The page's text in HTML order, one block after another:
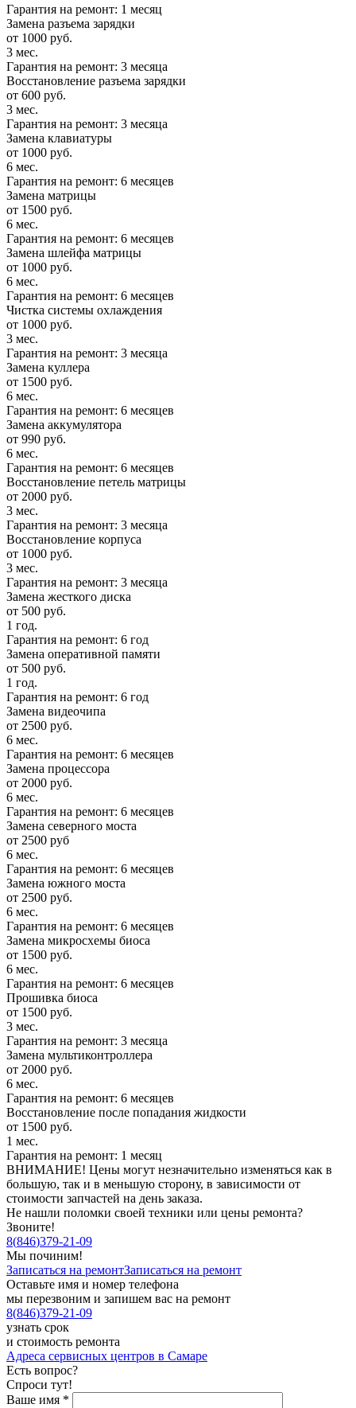
Гарантия на ремонт: 1 месяц
Замена разъема зарядки
от 1000 руб.
3 мес.
Гарантия на ремонт: 3 месяца
Восстановление разъема зарядки
от 600 руб.
3 мес.
Гарантия на ремонт: 3 месяца
Замена клавиатуры
от 1000 руб.
6 мес.
Гарантия на ремонт: 6 месяцев
Замена матрицы
от 1500 руб.
6 мес.
Гарантия на ремонт: 6 месяцев
Замена шлейфа матрицы
от 1000 руб.
6 мес.
Гарантия на ремонт: 6 месяцев
Чистка системы охлаждения
от 1000 руб.
3 мес.
Гарантия на ремонт: 3 месяца
Замена куллера
от 1500 руб.
6 мес.
Гарантия на ремонт: 6 месяцев
Замена аккумулятора
от 990 руб.
6 мес.
Гарантия на ремонт: 6 месяцев
Восстановление петель матрицы
от 2000 руб.
3 мес.
Гарантия на ремонт: 3 месяца
Восстановление корпуса
от 1000 руб.
3 мес.
Гарантия на ремонт: 3 месяца
Замена жесткого диска
от 500 руб.
1 год.
Гарантия на ремонт: 6 год
Замена оперативной памяти
от 500 руб.
1 год.
Гарантия на ремонт: 6 год
Замена видеочипа
от 2500 руб.
6 мес.
Гарантия на ремонт: 6 месяцев
Замена процессора
от 2000 руб.
6 мес.
Гарантия на ремонт: 6 месяцев
Замена северного моста
от 2500 руб
6 мес.
Гарантия на ремонт: 6 месяцев
Замена южного моста
от 2500 руб.
6 мес.
Гарантия на ремонт: 6 месяцев
Замена микросхемы биоса
от 1500 руб.
6 мес.
Гарантия на ремонт: 6 месяцев
Прошивка биоса
от 1500 руб.
3 мес.
Гарантия на ремонт: 3 месяца
Замена мультиконтроллера
от 2000 руб.
6 мес.
Гарантия на ремонт: 6 месяцев
Восстановление после попадания жидкости
от 1500 руб.
1 мес.
Гарантия на ремонт: 1 месяц
ВНИМАНИЕ! Цены могут незначительно изменяться как в
большую, так и в меньшую сторону, в зависимости от
стоимости запчастей на день заказа.
Не нашли поломки своей техники или цены ремонта?
Звоните!
8(846)379-21-09
Мы починим!
Записаться на ремонтЗаписаться на ремонт
Оставьте имя и номер телефона
мы перезвоним и запишем вас на ремонт
8(846)379-21-09
узнать срок
и стоимость ремонта
Адреса сервисных центров в Самаре
Есть вопрос?
Спроси тут!
Ваше имя *